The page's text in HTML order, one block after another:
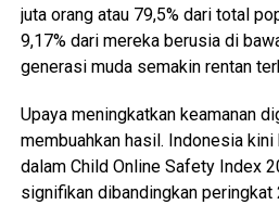
juta orang atau 79,5% dari total
9,17% dari mereka berusia di
generasi muda semakin rentan
Upaya meningkatkan keamanan
membuahkan hasil. Indonesia
dalam Child Online Safety Index
signifikan dibandingkan peringkat